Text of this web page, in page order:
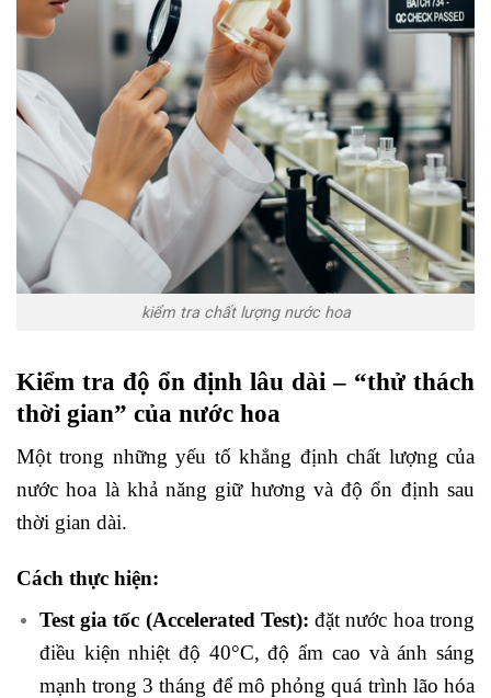
kiểm tra chất lượng nước hoa
Kiểm tra độ ổn định lâu dài – “thử thách
thời gian” của nước hoa
Một trong những yếu tố khẳng định chất lượng của
nước hoa là khả năng giữ hương và độ ổn định sau
thời gian dài.
Cách thực hiện:
Test gia tốc (Accelerated Test): đặt nước hoa trong
điều kiện nhiệt độ 40°C, độ ẩm cao và ánh sáng
mạnh trong 3 tháng để mô phỏng quá trình lão hóa